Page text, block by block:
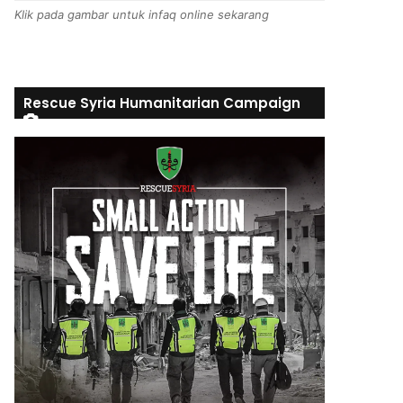
Klik pada gambar untuk infaq online sekarang
Rescue Syria Humanitarian Campaign